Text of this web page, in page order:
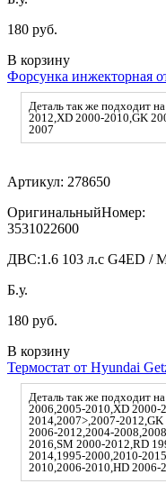
180 руб.
В корзину
Форсунка инжекторная
Деталь так же подходит
2012,XD 2000-2010,GK
2007
Артикул: 278650
ОригинальныйНомер:
3531022600
ДВС:1.6 103 л.с G4ED /
Б.у.
180 руб.
В корзину
Термостат от Hyundai
Деталь так же подходит
2006,2005-2010,XD 2000-
2014,2007>,2007-
2006-2012,2004-
2016,SM 2000-2012,RD
2014,1995-2000,2010-
2010,2006-2010,HD 2006-